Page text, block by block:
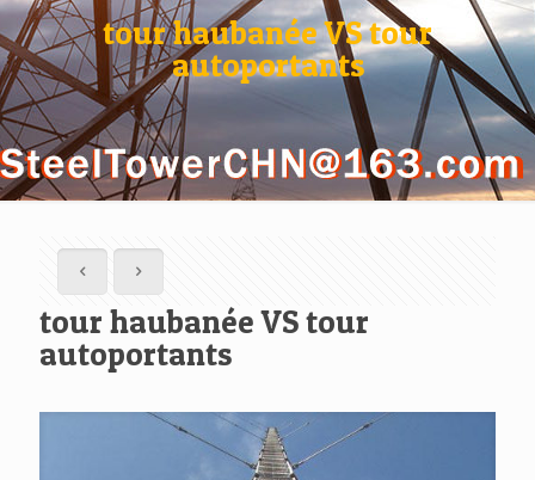
tour haubanée VS tour
autoportants
tour haubanée VS tour
autoportants